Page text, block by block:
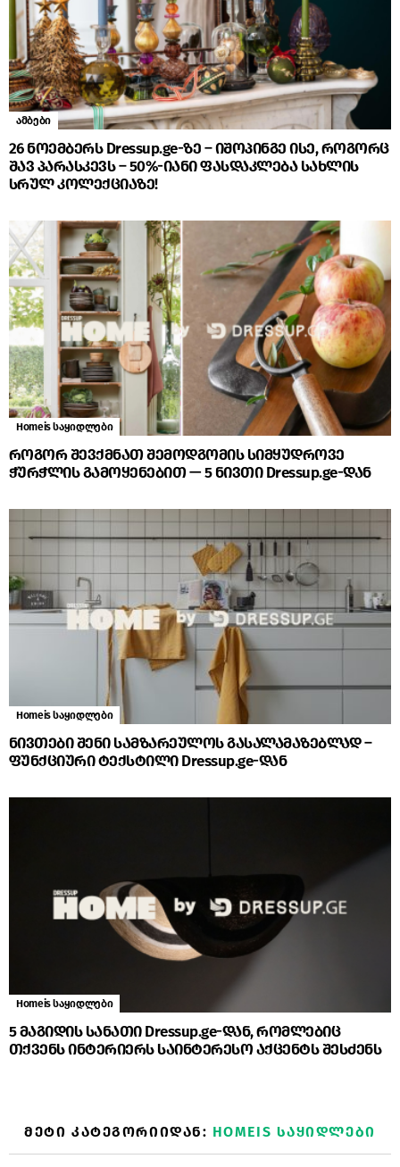
ამბები
26 ნოემბერს Dressup.ge-ზე – იშოპინგე ისე, როგორც
შავ პარასკევს – 50%-იანი ფასდაკლება სახლის
სრულ კოლექციაზე!
Homeis საყიდლები
როგორ შევქმნათ შემოდგომის სიმყუდროვე
ჭურჭლის გამოყენებით — 5 ნივთი Dressup.ge-დან
Homeis საყიდლები
ნივთები შენი სამზარეულოს გასალამაზებლად –
ფუნქციური ტექსტილი Dressup.ge-დან
Homeis საყიდლები
5 მაგიდის სანათი Dressup.ge-დან, რომლებიც
თქვენს ინტერიერს საინტერესო აქცენტს შესძენს
ᲛᲔᲢᲘ ᲙᲐᲢᲔᲒᲝᲠᲘᲘᲓᲐᲜ: HOMEIS ᲡᲐᲧᲘᲓᲚᲔᲑᲘ